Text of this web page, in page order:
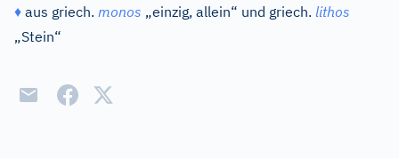
♦ aus griech. monos „einzig, allein“ und griech. lithos
„Stein“